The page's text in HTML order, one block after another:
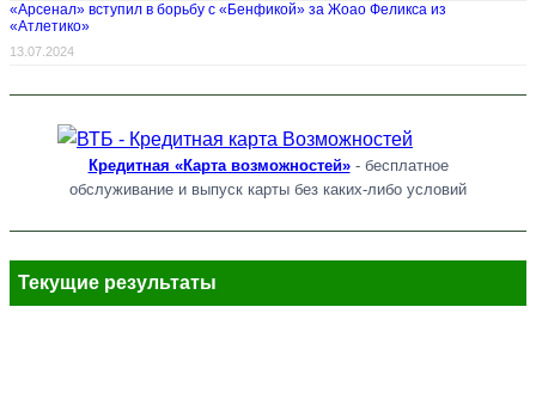
«Арсенал» вступил в борьбу с «Бенфикой» за Жоао Феликса из
«Атлетико»
13.07.2024
Кредитная «Карта возможностей»- бесплатное
обслуживание и выпуск карты без каких-либо условий
Текущие результаты